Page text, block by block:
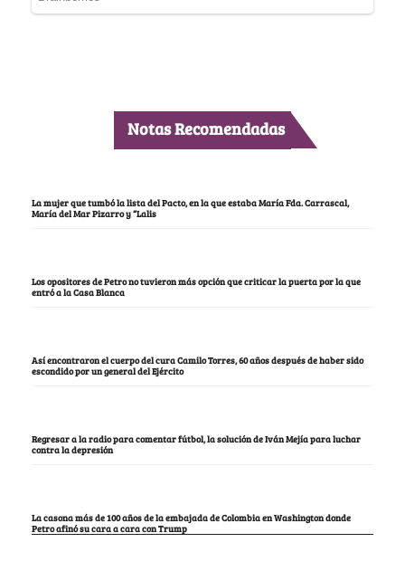
Notas Recomendadas
La mujer que tumbó la lista del Pacto, en la que estaba María Fda. Carrascal,
María del Mar Pizarro y “Lalis
Los opositores de Petro no tuvieron más opción que criticar la puerta por la que
entró a la Casa Blanca
Así encontraron el cuerpo del cura Camilo Torres, 60 años después de haber sido
escondido por un general del Ejército
Regresar a la radio para comentar fútbol, la solución de Iván Mejía para luchar
contra la depresión
La casona más de 100 años de la embajada de Colombia en Washington donde
Petro afinó su cara a cara con Trump